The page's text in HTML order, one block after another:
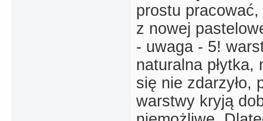
prostu
z nowej
- uwaga - 5!
naturalna
się nie zdarzyło,
warstwy kryją